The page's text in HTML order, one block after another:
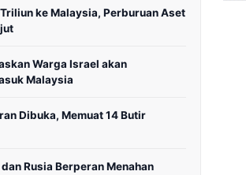
ke Malaysia, Perburuan Aset
Warga Israel akan
Malaysia
Dibuka, Memuat 14 Butir
Rusia Berperan Menahan